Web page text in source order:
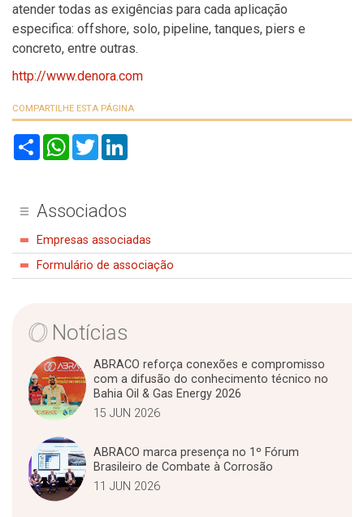
atender todas as exigências para cada aplicação
especifica: offshore, solo, pipeline, tanques, piers e
concreto, entre outras.
http://www.denora.com
COMPARTILHE ESTA PÁGINA
S
W
A
p
T
w
e
r
Associados
Empresas associadas
Formulário de associação
Notícias
ABRACO reforça conexões e compromisso
com a difusão do conhecimento técnico no
Bahia Oil & Gas Energy 2026
15 JUN 2026
ABRACO marca presença no 1º Fórum
Brasileiro de Combate à Corrosão
11 JUN 2026